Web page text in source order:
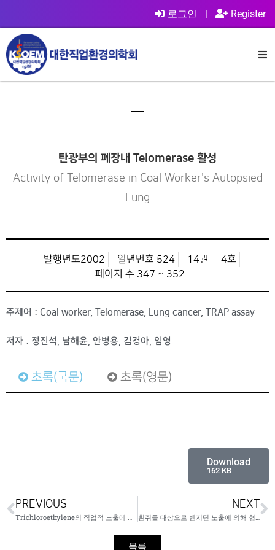
로그인 | Register
탄광부의 폐장내 Telomerase 활성
Activity of Telomerase in Coal Worker's Autopsied
Lung
발행년도2002 일년번호 524 14권
4호
페이지 수 347 ~ 352
주제어 : Coal worker, Telomerase, Lung cancer, TRAP assay
저자 : 정진석, 남해윤, 안병용, 김경아, 임영
초록(국문) 초록(영문)
Download
162 KB
PREVIOUS
Trichloroethylene의 직업적 노출에 의한 독성간염 및 박탈성 피부염 1례
NEXT
흰쥐를 대상으로 벤지딘 노출에 의해 형성된 혈장 단백질 부가체의 생물학적모니터링 적용과 에탄올과 phenobarbital이 미치는 영향
목록